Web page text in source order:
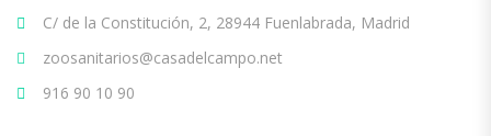
C/ de la Constitución, 2, 28944 Fuenlabrada, Madrid
zoosanitarios@casadelcampo.net
916 90 10 90